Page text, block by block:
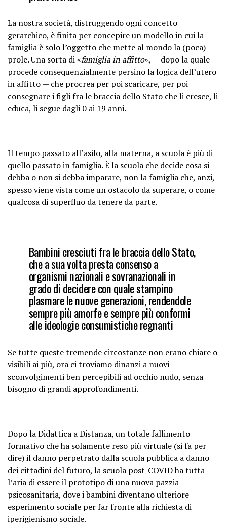
La nostra società, distruggendo ogni concetto
gerarchico, è finita per concepire un modello in cui la
famiglia è solo l’oggetto che mette al mondo la (poca)
prole. Una sorta di «famiglia in affitto», — dopo la quale
procede consequenzialmente persino la logica dell’utero
in affitto — che procrea per poi scaricare, per poi
consegnare i figli fra le braccia dello Stato che li cresce, li
educa, li segue dagli 0 ai 19 anni.
Il tempo passato all’asilo, alla materna, a scuola è più di
quello passato in famiglia. È la scuola che decide cosa si
debba o non si debba imparare, non la famiglia che, anzi,
spesso viene vista come un ostacolo da superare, o come
qualcosa di superfluo da tenere da parte.
Bambini cresciuti fra le braccia dello Stato,
che a sua volta presta consenso a
organismi nazionali e sovranazionali in
grado di decidere con quale stampino
plasmare le nuove generazioni, rendendole
sempre più amorfe e sempre più conformi
alle ideologie consumistiche regnanti
Se tutte queste tremende circostanze non erano chiare o
visibili ai più, ora ci troviamo dinanzi a nuovi
sconvolgimenti ben percepibili ad occhio nudo, senza
bisogno di grandi approfondimenti.
Dopo la Didattica a Distanza, un totale fallimento
formativo che ha solamente reso più virtuale (si fa per
dire) il danno perpetrato dalla scuola pubblica a danno
dei cittadini del futuro, la scuola post-COVID ha tutta
l’aria di essere il prototipo di una nuova pazzia
psicosanitaria, dove i bambini diventano ulteriore
esperimento sociale per far fronte alla richiesta di
iperigienismo sociale.